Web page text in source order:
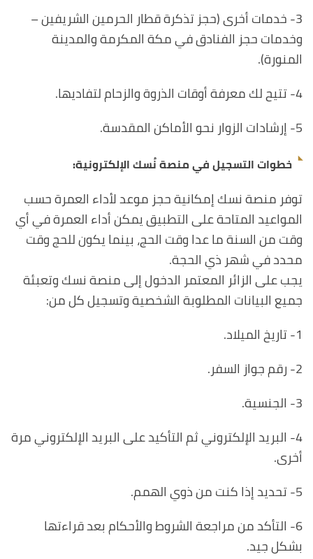
3- خدمات أخرى (حجز تذكرة قطار الحرمين الشريفين –
وخدمات حجز الفنادق في مكة المكرمة والمدينة
المنورة).
4- تتيح لك معرفة أوقات الذروة والزحام لتفاديها.
5- إرشادات الزوار نحو الأماكن المقدسة.
خطوات التسجيل في منصة نُسك الإلكترونية:
توفر منصة نسك إمكانية حجز موعد لأداء العمرة حسب
المواعيد المتاحة على التطبيق يمكن أداء العمرة في أي
وقت من السنة ما عدا وقت الحج، بينما يكون للحج وقت
محدد في شهر ذي الحجة.
يجب على الزائر المعتمر الدخول إلى منصة نسك وتعبئة
جميع البيانات المطلوبة الشخصية وتسجيل كل من:
1- تاريخ الميلاد.
2- رقم جواز السفر.
3- الجنسية.
4- البريد الإلكتروني ثم التأكيد على البريد الإلكتروني مرة
أخرى.
5- تحديد إذا كنت من ذوي الهمم.
6- التأكد من مراجعة الشروط والأحكام بعد قراءتها
بشكل جيد.